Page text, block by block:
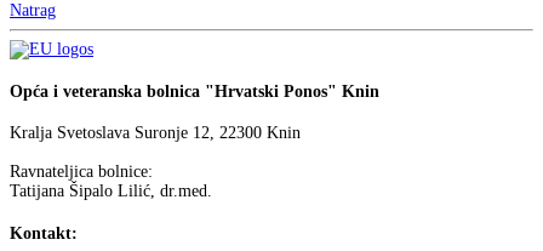
Natrag
Opća i veteranska bolnica "Hrvatski Ponos" Knin
Kralja Svetoslava Suronje 12, 22300 Knin
Ravnateljica bolnice:
Tatijana Šipalo Lilić, dr.med.
Kontakt: